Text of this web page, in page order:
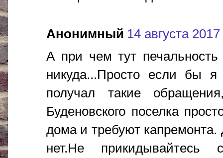
Анонимный 14 августа 2017
А при чем тут
никуда...Просто если бы
получал такие
Буденовского поселка
дома и требуют капремонта.
нет.Не прикидывайтесь